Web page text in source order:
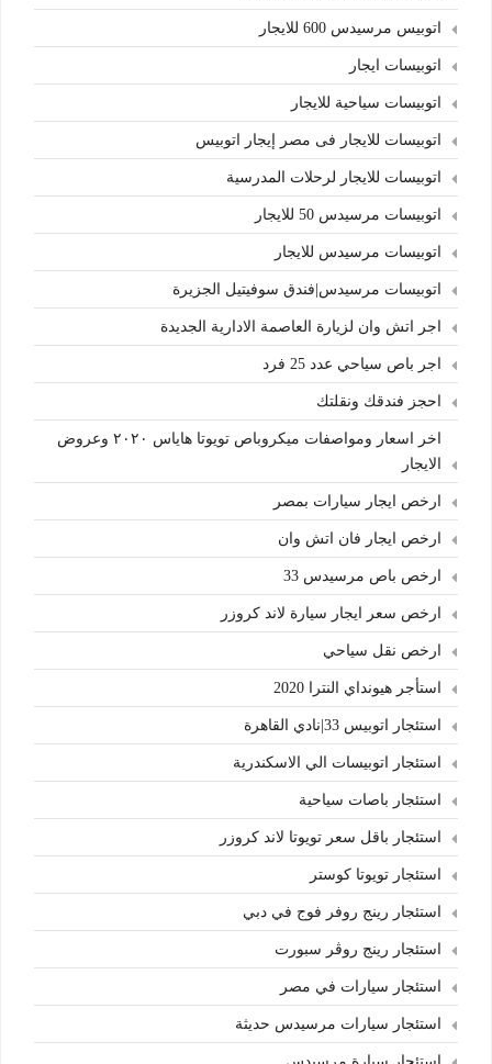
اتوبيس مرسيدس 600 للايجار
اتوبيسات ايجار
اتوبيسات سياحية للايجار
اتوبيسات للايجار فى مصر إيجار اتوبيس
اتوبيسات للايجار لرحلات المدرسية
اتوبيسات مرسيدس 50 للايجار
اتوبيسات مرسيدس للايجار
اتوبيسات مرسيدس|فندق سوفيتيل الجزيرة
اجر اتش وان لزيارة العاصمة الادارية الجديدة
اجر باص سياحي عدد 25 فرد
احجز فندقك ونقلتك
اخر اسعار ومواصفات ميكروباص تويوتا هاياس ٢٠٢٠ وعروض
الايجار
ارخص ايجار سيارات بمصر
ارخص ايجار فان اتش وان
ارخص باص مرسيدس 33
ارخص سعر ايجار سيارة لاند كروزر
ارخص نقل سياحي
استأجر هيونداي النترا 2020
استئجار اتوبيس 33|نادي القاهرة
استئجار اتوبيسات الي الاسكندرية
استئجار باصات سياحية
استئجار باقل سعر تويوتا لاند كروزر
استئجار تويوتا كوستر
استئجار رينج روفر فوج في دبي
استئجار رينج روڤر سبورت
استئجار سيارات في مصر
استئجار سيارات مرسيدس حديثة